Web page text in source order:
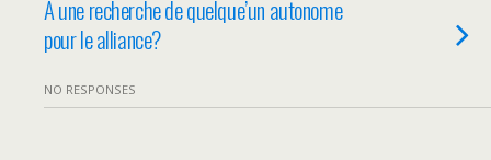
A une recherche de quelque’un autonome
pour le alliance?
NO RESPONSES